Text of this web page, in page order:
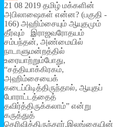
21 08 2019 தமிழ் மக்களின்
அபிலாஷைகள் என்ன? (பகுதி -
166) அஹிம்சையும் ஆயுதமும்
தீர்வும் இராஜவரோதயம்
சம்பந்தன், அண்மையில்
நாடாளுமன்றத்தில்
உரையாற்றும்போது,
“சத்தியாக்கிரகம்,
அஹிம்சையைக்
கடைப்பிடித்திருந்தால், ஆயுதப்
போராட்டத்தைத்
தவிர்த்திருக்கலாம்” என்று
கருத்துத்
தெரிவித்திருந்தார்.இலங்கையின்